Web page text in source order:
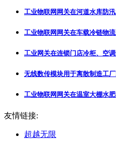
工业物联网网关在河道水库防
工业物联网网关在车载冷链物
工业网关在连锁门店冷柜、空
无线数传模块用于离散制造工
工业物联网网关在温室大棚水
友情链接:
超越无限